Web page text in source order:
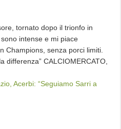
tornato dopo il trionfo in
intense e mi piace
Champions, senza porci limiti.
differenza” CALCIOMERCATO,
Acerbi: “Seguiamo Sarri a